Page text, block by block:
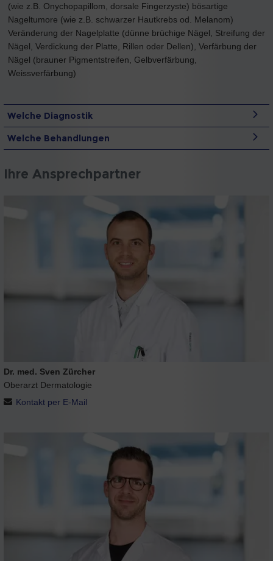
(wie z.B. Onychopapillom, dorsale Fingerzyste) bösartige
Nageltumore (wie z.B. schwarzer Hautkrebs od. Melanom)
Veränderung der Nagelplatte (dünne brüchige Nägel, Streifung der
Nägel, Verdickung der Platte, Rillen oder Dellen), Verfärbung der
Nägel (brauner Pigmentstreifen, Gelbverfärbung,
Weissverfärbung)
Welche Diagnostik
Welche Behandlungen
Ihre Ansprechpartner
Dr. med. Sven Zürcher
Oberarzt Dermatologie
Kontakt per E-Mail